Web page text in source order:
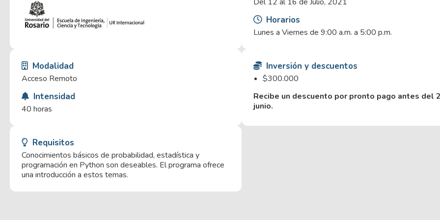
Horarios
Lunes a Viernes de 9:00 a.m. a 5:00 p.m.
Modalidad
Acceso Remoto
Intensidad
40 horas
Inversión y descuentos
$300.000
Recibe un descuento por pronto pago antes del
junio.
Requisitos
Conocimientos básicos de probabilidad, estadística y
programación en Python son deseables. El programa ofrece
una introducción a estos temas.